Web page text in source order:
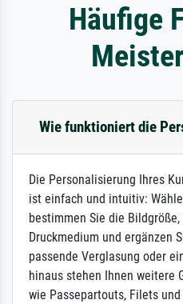
Häufige
Wie funktioniert die
Die Personalisierung Ihres
ist einfach und intuitiv:
bestimmen Sie die
Druckmedium und ergänzen
passende Verglasung oder
hinaus stehen Ihnen weitere
wie Passepartouts, Filets